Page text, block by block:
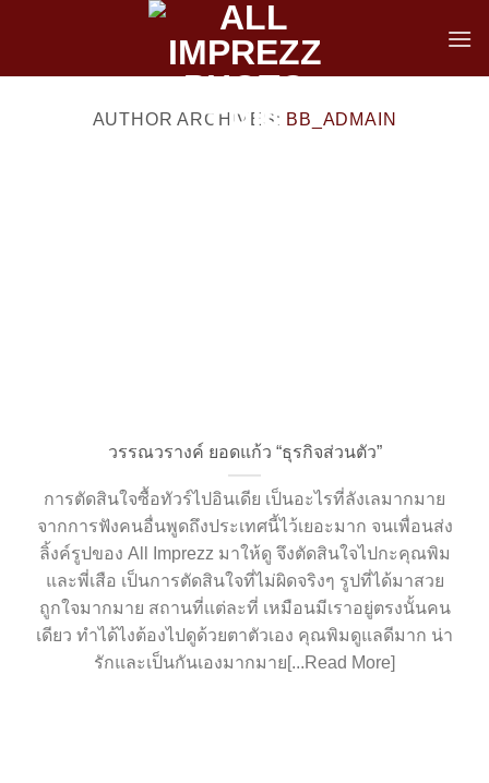
AUTHOR ARCHIVES: BB_ADMAIN
วรรณวรางค์ ยอดแก้ว “ธุรกิจส่วนตัว”
การตัดสินใจซื้อทัวร์ไปอินเดีย เป็นอะไรที่ลังเลมากมาย
จากการฟังคนอื่นพูดถึงประเทศนี้ไว้เยอะมาก จนเพื่อนส่ง
ลิ้งค์รูปของ All Imprezz มาให้ดู จึงตัดสินใจไปกะคุณพิม
และพี่เสือ เป็นการตัดสินใจที่ไม่ผิดจริงๆ รูปที่ได้มาสวย
ถูกใจมากมาย สถานที่แต่ละที่ เหมือนมีเราอยู่ตรงนั้นคน
เดียว ทำได้ไงต้องไปดูด้วยตาตัวเอง คุณพิมดูแลดีมาก น่า
รักและเป็นกันเองมากมาย[...Read More]